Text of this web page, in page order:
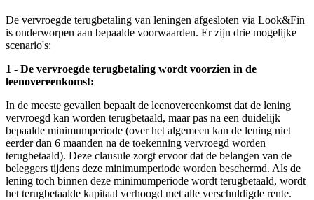
De vervroegde terugbetaling van leningen afgesloten via Look&Fin
is onderworpen aan bepaalde voorwaarden. Er zijn drie mogelijke
scenario's:
1 - De vervroegde terugbetaling wordt voorzien in de
leenovereenkomst:
In de meeste gevallen bepaalt de leenovereenkomst dat de lening
vervroegd kan worden terugbetaald, maar pas na een duidelijk
bepaalde minimumperiode (over het algemeen kan de lening niet
eerder dan 6 maanden na de toekenning vervroegd worden
terugbetaald). Deze clausule zorgt ervoor dat de belangen van de
beleggers tijdens deze minimumperiode worden beschermd. Als de
lening toch binnen deze minimumperiode wordt terugbetaald, wordt
het terugbetaalde kapitaal verhoogd met alle verschuldigde rente.